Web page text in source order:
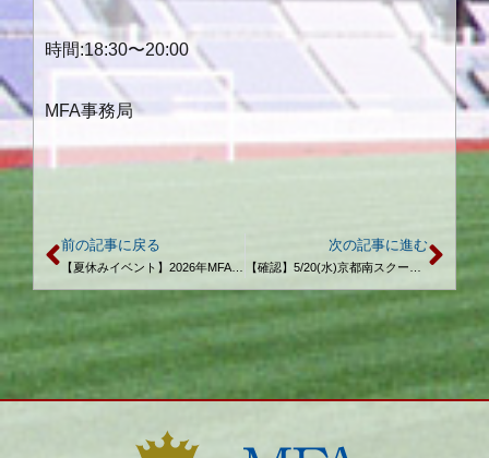
時間:18:30〜20:00
MFA事務局
前の記事に戻る 次の記事に進む